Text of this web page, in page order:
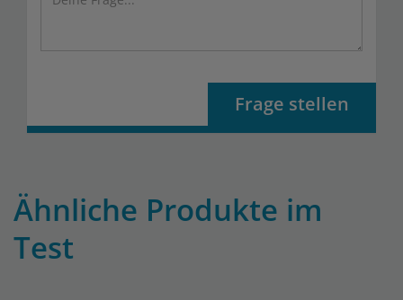
Frage stellen
Ähnliche Produkte im
Test